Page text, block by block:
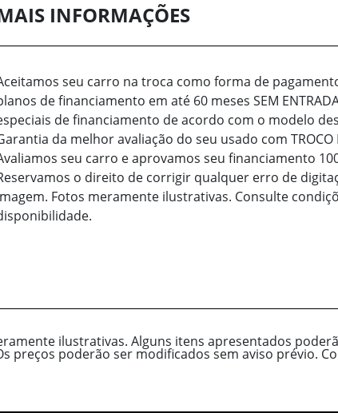
INFORMAÇÕES
seu carro na troca como forma de
de financiamento em até 60 meses SEM
de financiamento de acordo com o modelo
da melhor avaliação do seu usado com TROCO
seu carro e aprovamos seu financiamento
o direito de corrigir qualquer erro de
Fotos meramente ilustrativas. Consulte
ilustrativas. Alguns itens apresentados
preços poderão ser modificados sem aviso prévio.